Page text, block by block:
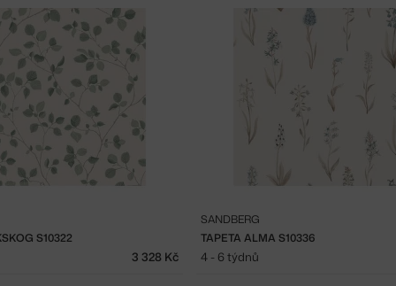
S10322
3 328 Kč
TAPETA ALMA S10336
SANDBERG
4 - 6 týdnů